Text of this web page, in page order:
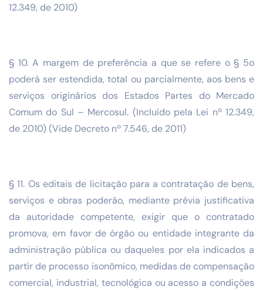
12.349, de 2010)
§ 10. A margem de preferência a que se refere o § 5o
poderá ser estendida, total ou parcialmente, aos bens e
serviços originários dos Estados Partes do Mercado
Comum do Sul – Mercosul. (Incluído pela Lei nº 12.349,
de 2010) (Vide Decreto nº 7.546, de 2011)
§ 11. Os editais de licitação para a contratação de bens,
serviços e obras poderão, mediante prévia justificativa
da autoridade competente, exigir que o contratado
promova, em favor de órgão ou entidade integrante da
administração pública ou daqueles por ela indicados a
partir de processo isonômico, medidas de compensação
comercial, industrial, tecnológica ou acesso a condições